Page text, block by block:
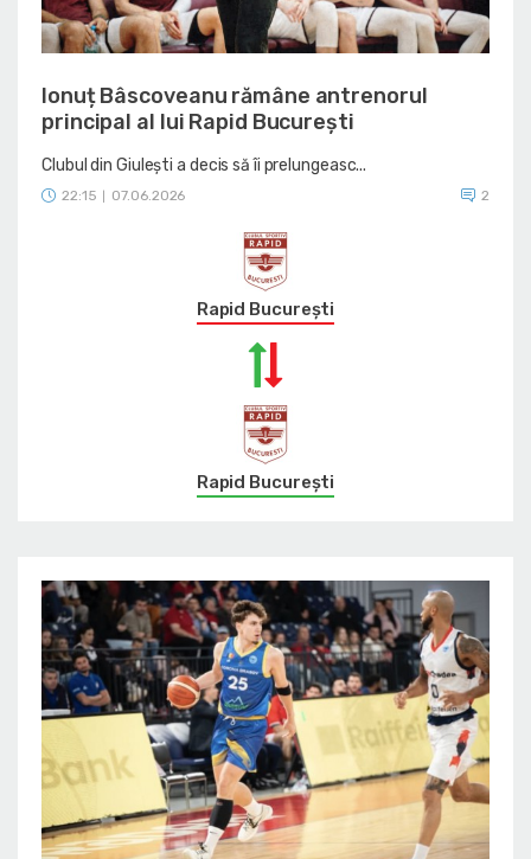
Ionuț Bâscoveanu rămâne antrenorul
principal al lui Rapid București
Clubul din Giulești a decis să îi prelungeasc...
22:15 07.06.2026 2
Rapid București
Rapid București